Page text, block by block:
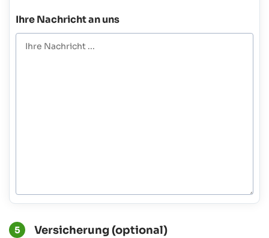
Ihre Nachricht an uns
5 Versicherung (optional)